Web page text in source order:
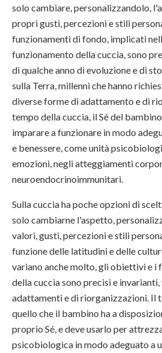
solo cambiare, personalizzandolo,
propri gusti, percezioni e stili
funzionamenti di fondo, implicati
funzionamento della cuccia, sono
di qualche anno di evoluzione e di
sulla Terra, millenni che hanno
diverse forme di adattamento e di
tempo della cuccia, il Sé del
imparare a funzionare in modo
e benessere, come unità
emozioni, negli atteggiamenti
neuroendocrinoimmunitari.
Sulla cuccia ha poche opzioni di
solo cambiarne l'aspetto,
valori, gusti, percezioni e stili
funzione delle latitudini e delle
variano anche molto, gli obiettivi e i
della cuccia sono precisi e
adattamenti e di riorganizzazioni. Il
quello che il bambino ha a
proprio Sé, e deve usarlo per
psicobiologica in modo adeguato a